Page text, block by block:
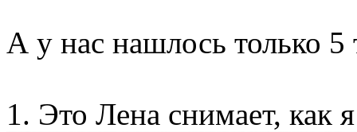
А у нас нашлось только 5
1. Это Лена снимает, как